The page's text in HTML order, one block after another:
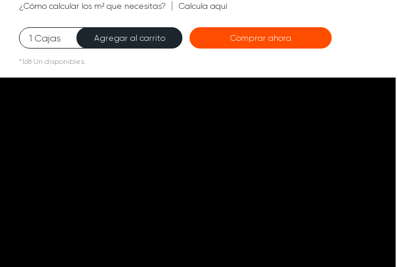
Agregar al carrito Comprar ahora
¿Cómo calcular los m² que necesitas? Calcula aquí
*168 Un disponibles.